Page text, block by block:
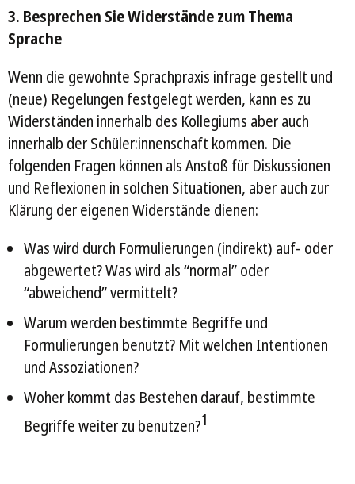
3. Besprechen Sie Widerstände zum Thema
Sprache
Wenn die gewohnte Sprachpraxis infrage gestellt und
(neue) Regelungen festgelegt werden, kann es zu
Widerständen innerhalb des Kollegiums aber auch
innerhalb der Schüler:innenschaft kommen. Die
folgenden Fragen können als Anstoß für Diskussionen
und Reflexionen in solchen Situationen, aber auch zur
Klärung der eigenen Widerstände dienen:
Was wird durch Formulierungen (indirekt) auf- oder
abgewertet? Was wird als “normal” oder
“abweichend” vermittelt?
Warum werden bestimmte Begriffe und
Formulierungen benutzt? Mit welchen Intentionen
und Assoziationen?
Woher kommt das Bestehen darauf, bestimmte
Begriffe weiter zu benutzen?1